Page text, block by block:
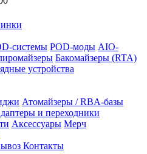
системы POD-моды AIO-
Бакомайзеры (RTA)
устройства
Атомайзеры / RBA-базы
и переходники
Аксессуары Мерч
Контакты